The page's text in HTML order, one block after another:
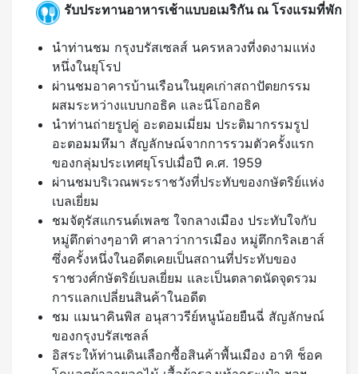
รับประทานอาหารเช้าแบบอเมริกัน ณ โรงแรมที่พัก
นำท่านชม กรุงบรัสเซลส์ นครหลวงที่งดงามแห่ง
หนึ่งในยุโรป
ผ่านชมอาคารบ้านเรือนในยุคเก่าสถาปัตยกรรม
ผสมระหว่างแบบกอธิค และนีโอกอธิค
นำท่านถ่ายรูปคู่ อะตอมเมี่ยม ประติมากรรมรูป
อะตอมมหึมา สัญลักษณ์จากการรวมตัวครั้งแรก
ของกลุ่มประเทศยุโรปเมื่อปี ค.ศ. 1959
ผ่านชมบริเวณพระราชวังที่ประทับของกษัตริย์แห่ง
เบลเยี่ยม
ชมจัตุรัสแกรนด์เพลซ ใจกลางเมือง ประทับใจกับ
หมู่ตึกต่างๆอาทิ ศาลาว่าการเมือง หมู่ตึกกริลเฮาส์
ซึ่งครั้งหนึ่งในอดีตเคยเป็นสถานที่ประทับของ
ราชวงศ์กษัตริย์เบลเยี่ยม และเป็นตลาดนัดจุดรวม
การแลกเปลี่ยนสินค้าในอดีต
ชม แมนาคินพิส อนุสาวรีย์หนูน้อยยืนฉี่ สัญลักษณ์
ของกรุงบรัสเซลล์
อิสระให้ท่านเดินเลือกซื้อสินค้าพื้นเมือง อาทิ ช็อค